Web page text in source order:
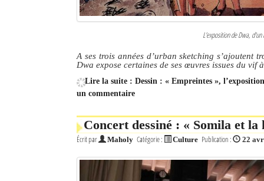
L'exposition de Dwa,
A ses trois années d’urban sketching
Dwa expose certaines de ses œuvres issues du
Lire la suite : Dessin : « Empreintes »,
un commentaire
Concert dessiné : « Somila et
Écrit par Maholy Catégorie : Culture Publication : 22